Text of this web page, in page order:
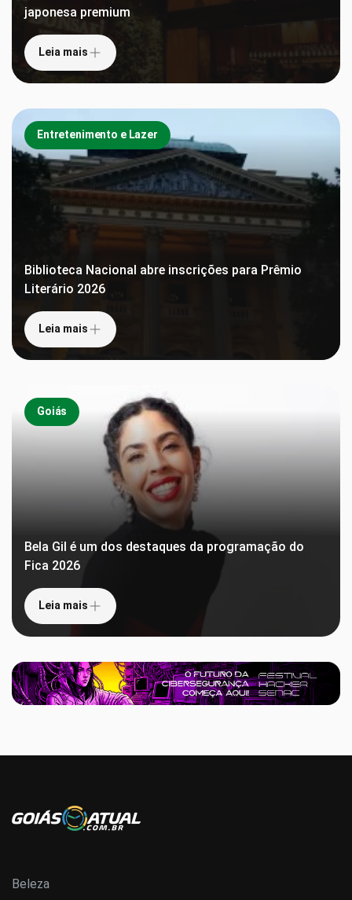
japonesa premium
Leia mais
Entretenimento e Lazer
Biblioteca Nacional abre inscrições para Prêmio
Literário 2026
Leia mais
Goiás
Bela Gil é um dos destaques da programação do
Fica 2026
Leia mais
Beleza